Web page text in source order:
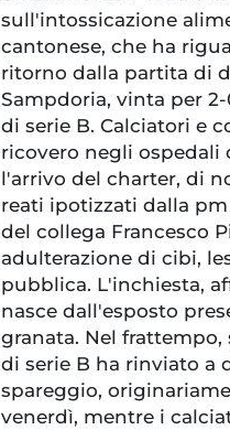
sull'intossicazione
cantonese, che ha
ritorno dalla partita di
Sampdoria, vinta per
di serie B. Calciatori e
ricovero negli ospedali
l'arrivo del charter, di
reati ipotizzati dalla
del collega Francesco
adulterazione di cibi,
pubblica. L'inchiesta,
nasce dall'esposto
granata. Nel frattempo,
di serie B ha rinviato a
spareggio,
venerdì, mentre i